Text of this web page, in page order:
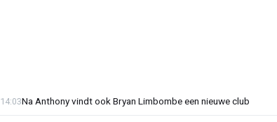
Na Anthony vindt ook Bryan Limbombe een nieuwe club
14:03